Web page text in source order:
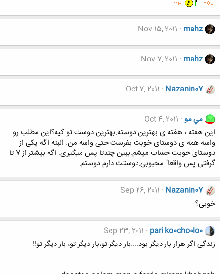
mahz
Nov 15, 2011
mahz
Nov 7, 2011
Nazanin07
Oct 7, 2011
مي مو Oct 4, 2011
این هفته ، هفته ی بهترین دوسته.بهترین دوست تو کیه؟این مطلب رو
واسه همه ی دوستای خوبت بفرست حتی واسه من. البته اگه یکی از
دوستای خوبت حساب میشم.ببین چندتا پس میگیری. اگه بیشتر از 7 تا
گرفتی پس واقعا" محبوبی.دوستت دارم دوستم.
Nazanin07
Sep 26, 2011
خوبی؟
pari ko0cho0lo0
Sep 23, 2011
زندگی اگر هزار بار دیگر بود....بار دیگر تو،بار دیگر تو، بار دیگر تو!!